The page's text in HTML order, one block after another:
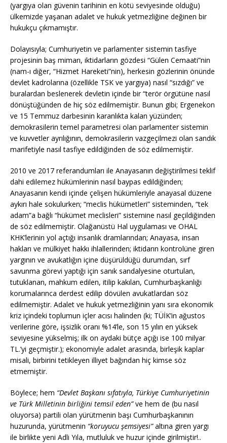
(yargıya olan güvenin tarihinin en kötü seviyesinde olduğu)
ülkemizde yaşanan adalet ve hukuk yetmezliğine değinen bir
hukukçu çıkmamıştır.
Dolayısıyla; Cumhuriyetin ve parlamenter sistemin tasfiye
projesinin baş mimarı, iktidarların gözdesi “Gülen Cemaati”nin
(nam-ı diğer, “Hizmet Hareketi”nin), herkesin gözlerinin önünde
devlet kadrolarına (özellikle TSK ve yargıya) nasıl “sızdığı” ve
buralardan beslenerek devletin içinde bir “terör örgütüne nasıl
dönüştüğünden de hiç söz edilmemiştir. Bunun gibi; Ergenekon
ve 15 Temmuz darbesinin karanlıkta kalan yüzünden;
demokrasilerin temel parametresi olan parlamenter sistemin
ve kuvvetler ayrılığının, demokrasilerin vazgeçilmezi olan sandık
marifetiyle nasıl tasfiye edildiğinden de söz edilmemiştir.
2010 ve 2017 referandumları ile Anayasanın değiştirilmesi teklif
dahi edilemez hükümlerinin nasıl baypas edildiğinden;
Anayasanın kendi içinde çelişen hükümleriyle anayasal düzene
aykırı hale sokulurken; “meclis hükümetleri” sisteminden, “tek
adam”a bağlı “hükümet meclisleri” sistemine nasıl geçildiğinden
de söz edilmemiştir. Olağanüstü Hal uygulaması ve OHAL
KHK’lerinin yol açtığı insanlık dramlarından; Anayasa, insan
hakları ve mülkiyet hakkı ihlallerinden; iktidarın kontrolüne giren
yargının ve avukatlığın içine düşürüldüğü durumdan, sırf
savunma görevi yaptığı için sanık sandalyesine oturtulan,
tutuklanan, mahkum edilen, itilip kakılan, Cumhurbaşkanlığı
korumalarınca derdest edilip dövülen avukatlardan söz
edilmemiştir. Adalet ve hukuk yetmezliğinin yanı sıra ekonomik
kriz içindeki toplumun içler acısı halinden (ki; TÜİK’in ağustos
verilerine göre, işsizlik oranı %14’le, son 15 yılın en yüksek
seviyesine yükselmiş; ilk on aydaki bütçe açığı ise 100 milyar
TL.’yi geçmiştir.); ekonomiyle adalet arasında, birleşik kaplar
misali, birbirini tetikleyen illiyet bağından hiç kimse söz
etmemiştir.
Böylece; hem “Devlet Başkanı sıfatıyla, Türkiye Cumhuriyetinin
ve Türk Milletinin birliğini temsil eden”ve hem de (bu nasıl
oluyorsa) partili olan yürütmenin başı Cumhurbaşkanının
huzurunda, yürütmenin “koruyucu şemsiyesi”altına giren yargı
ile birlikte yeni Adli Yıla, mutluluk ve huzur içinde girilmiştir!..